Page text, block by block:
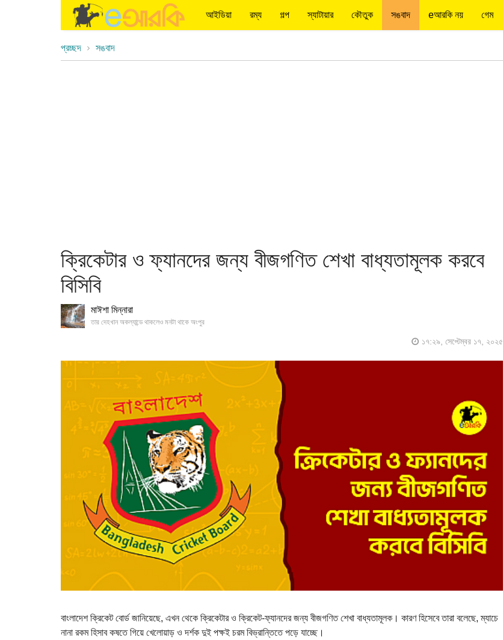
আইডিয়া রম্য গল্প স্যাটায়ার কৌতুক সঙবাদ eআরকি নয় গেম
প্রচ্ছদ সঙবাদ
ক্রিকেটার ও ফ্যানদের জন্য বীজগণিত শেখা বাধ্যতামূলক করবে
বিসিবি
মাঈশা মিন্নারা
তার দেহখান অকল্যান্ডে থাকলেও মনটা থাকে অংপুর
১৭:২৯, সেপ্টেম্বর ১৭, ২০২৫
বাংলাদেশ ক্রিকেট বোর্ড জানিয়েছে, এখন থেকে ক্রিকেটার ও ক্রিকেট-ফ্যানদের জন্য বীজগণিত শেখা বাধ্যতামূলক। কারণ হিসেবে তারা বলেছে, ম্যাচে
নানা রকম হিসাব কষতে গিয়ে খেলোয়াড় ও দর্শক দুই পক্ষই চরম বিভ্রান্তিতে পড়ে যাচ্ছে।